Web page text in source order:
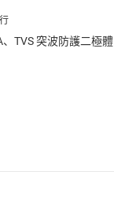
TVS 突波防護二極體